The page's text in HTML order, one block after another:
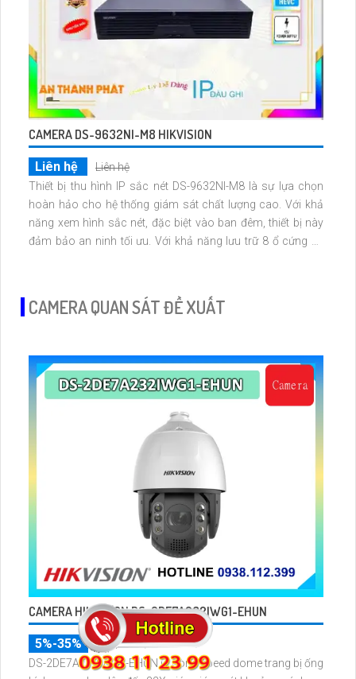
CAMERA DS-9632NI-M8 HIKVISION
Liên hệ
Liên hệ
Thiết bị thu hình IP sắc nét DS-9632NI-M8 là sự lựa chọn
hoàn hảo cho hệ thống giám sát chất lượng cao. Với khả
năng xem hình sắc nét, đặc biệt vào ban đêm, thiết bị này
đảm bảo an ninh tối ưu. Với khả năng lưu trữ 8 ổ cứng và
CAMERA QUAN SÁT ĐỀ XUẤT
CAMERA HIKVISION DS-2DE7A232IWG1-EHUN
5%-35%
DS-2DE7A232IWG1-EHUN là dòng speed dome trang bị ống